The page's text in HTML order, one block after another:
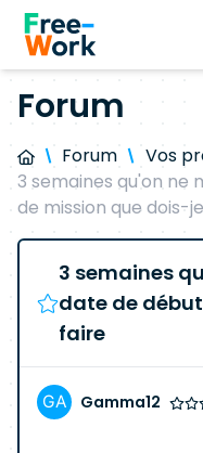
Forum
Forum
Vos
3 semaines qu'on ne
de mission que dois-
3 semaines
date de
faire
Gamma12